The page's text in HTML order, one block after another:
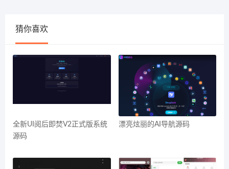
猜你喜欢
全新UI阅后即焚V2正式版系统
源码
漂亮炫丽的AI导航源码